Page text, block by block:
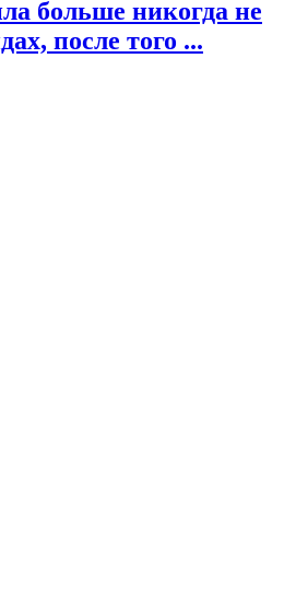
больше никогда не
после того ...